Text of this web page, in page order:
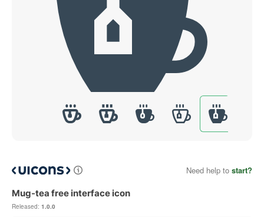
Need help to start?
Mug-tea free interface icon
Released: 1.0.0